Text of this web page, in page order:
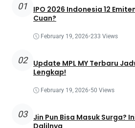
01
IPO 2026 Indonesia 12
Cuan?
February 19, 2026•233 Views
02
Update MPL MY Terbaru
Lengkap!
February 19, 2026•50 Views
03
Jin Pun Bisa Masuk Surga?
Dalilnya